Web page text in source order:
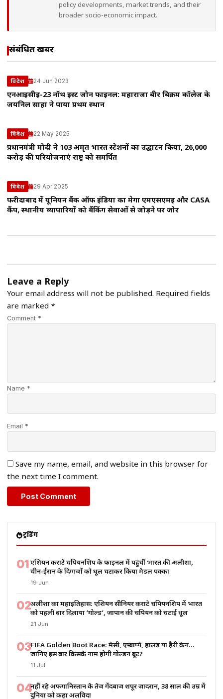
policy developments, market trends, and their
broader socio-economic impact.
संबंधित खबरें
विदेश 24 Jun 2023
एनआईसीई-23 नॉर्थ ईस्ट जोन फाइनल: महाराजा बीर बिक्रम कॉलेज के
जयनिल साहा ने पाया प्रथम स्थान
विदेश 22 May 2025
प्रधानमंत्री मोदी ने 103 अमृत भारत स्टेशनों का उद्घाटन किया, ₹26,000
करोड़ की परियोजनाएं राष्ट्र को समर्पित
विदेश 29 Apr 2025
फरीदाबाद में यूनियन बैंक ऑफ इंडिया का मेगा एमएसएमई और CASA
कैंप, स्थानीय व्यापारियों को बैंकिंग सेवाओं से जोड़ने पर जोर
Leave a Reply
Your email address will not be published. Required fields
are marked *
Comment *
Name *
Email *
Save my name, email, and website in this browser for
the next time I comment.
ट्रेंडिंग
01एशियन कराटे चैंपियनशिप के फाइनल में पहुंचीं भारत की अलीशा,
चीन-ईरान के दिग्गजों को धूल चटाकर किया मेडल पक्का
19 Jun
02अलीशा का महाइतिहास: एशियन सीनियर कराटे चैंपियनशिप में भारत
को पहली बार दिलाया ‘गोल्ड’, जापान की चैंपियन को चटाई धूल
21 Jun
03FIFA Golden Boot Race: मेसी, एम्बाप्पे, हालैंड या हैरी केन…
जानिए इस बार किसके नाम होगी गोल्डन बूट?
11 Jul
04नहीं रहे अफगानिस्तान के तेज गेंदबाज शपूर ज़ादरान, 38 साल की उम्र में
दुनिया को कहा अलविदा